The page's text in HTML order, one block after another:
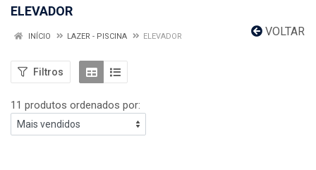
ELEVADOR
VOLTAR
INÍCIO LAZER - PISCINA ELEVADOR
Filtros
11 produtos ordenados por: